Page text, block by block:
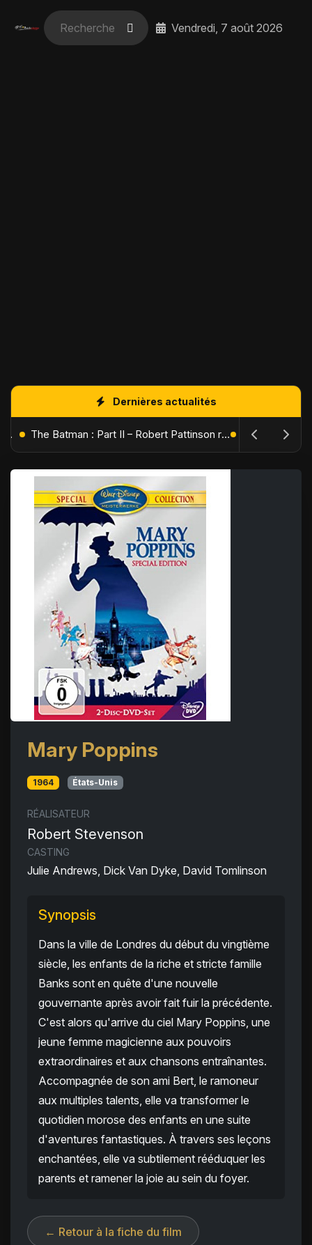
Vendredi, 7 août 2026
Dernières actualités
L'Âge de Glace : Le Réveil du Volcan – Manny, Sid et Diego de retour pour une aventure explosive The Batman : Part II – Robert Pattinson replonge dans les ténèbres de Gotham dès octobre 2027
Mary Poppins
1964 États-Unis
RÉALISATEUR
Robert Stevenson
CASTING
Julie Andrews, Dick Van Dyke, David Tomlinson
Synopsis
Dans la ville de Londres du début du vingtième
siècle, les enfants de la riche et stricte famille
Banks sont en quête d'une nouvelle
gouvernante après avoir fait fuir la précédente.
C'est alors qu'arrive du ciel Mary Poppins, une
jeune femme magicienne aux pouvoirs
extraordinaires et aux chansons entraînantes.
Accompagnée de son ami Bert, le ramoneur
aux multiples talents, elle va transformer le
quotidien morose des enfants en une suite
d'aventures fantastiques. À travers ses leçons
enchantées, elle va subtilement rééduquer les
parents et ramener la joie au sein du foyer.
← Retour à la fiche du film